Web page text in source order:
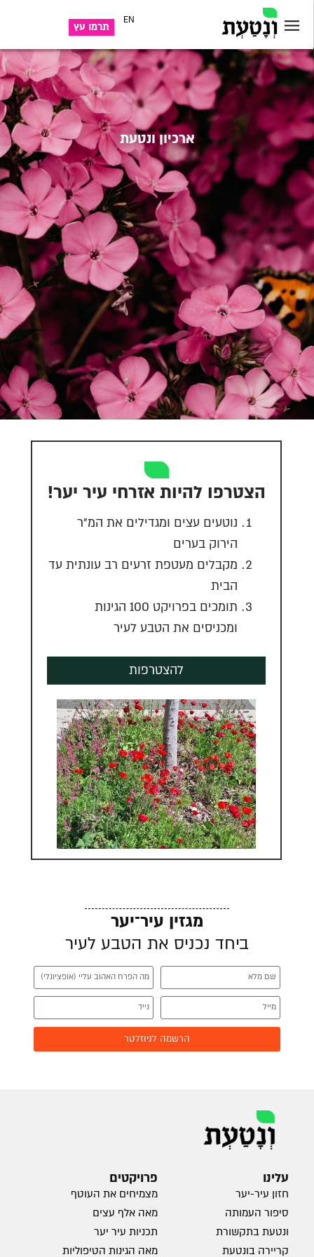
תרמו עץ
EN
ארכיון ונטעת
הצטרפו להיות אזרחי עיר יער!
נוטעים עצים ומגדילים את המ"ר
הירוק בערים
מקבלים מעטפת זרעים רב עונתית עד
הבית
תומכים בפרויקט 100 הגינות
ומכניסים את הטבע לעיר
להצטרפות
מגזין עיר־יער
ביחד נכניס את הטבע לעיר
הרשמה לניוזלטר
עלינו
חזון עיר-יער
סיפור העמותה
ונטעת בתקשורת
קריירה בונטעת
פרויקטים
מצמיחים את העוטף
מאה אלף עצים
תכניות עיר יער
מאה הגינות הטיפוליות